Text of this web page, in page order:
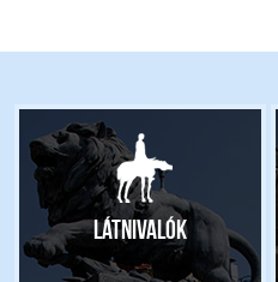
Látnivalók